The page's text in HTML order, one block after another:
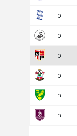
0
0
0
0
0
0